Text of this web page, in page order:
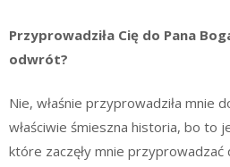
Przyprowadziła Cię do Pana
odwrót?
Nie, właśnie przyprowadziła mnie
właściwie śmieszna historia, bo to
które zaczęły mnie przyprowadzać